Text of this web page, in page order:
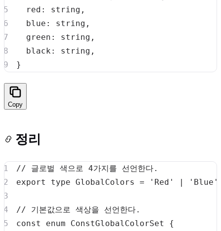
  red
: string ,
  blue
: string ,
  green
: string ,
  black
: string ,
}
Copy
정리
// 글로벌 색으로 4가지를 선언한다.
export
type GlobalColors = 'Red' | 'Blue'
// 기본값으로 색상을 선언한다.
const
enum ConstGlobalColorSet {